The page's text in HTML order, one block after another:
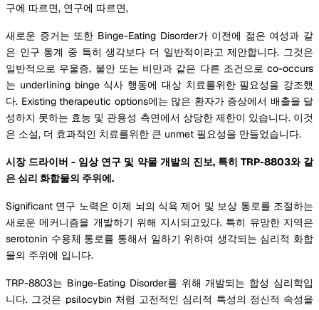
구에 따르면, 연구에 따르면,
새로운 증거는 또한 Binge-Eating Disorder가 이전에 젊은 여성과 같
은 인구 통계 중 특히 생각보다 더 일반적이라고 제안합니다. 그것은
일반적으로 우울증, 불안 또는 비만과 같은 다른 조건으로 co-occurs
는 underlining binge 식사 행동에 대상 치료를위한 필요성을 강조했
다. Existing therapeutic options에는 많은 환자가 증상에서 배출을 달
성하지 못하는 효능 및 관용성 측면에서 상당한 제한이 있습니다. 이것
은 소설, 더 효과적인 치료를위한 큰 unmet 필요성을 만들었습니다.
시장 드라이버 - 임상 연구 및 약물 개발의 진보, 특히 TRP-8803와 같
은 심리 화합물의 주위에.
Significant 연구 노력은 이제 뇌의 식욕 제어 및 보상 통로를 조절하는
새로운 메커니즘을 개발하기 위해 지시되고있다. 특히 유망한 지역은
serotonin 수용체 통로를 통해서 일하기 위하여 생각되는 심리적 화합
물의 주위에 입니다.
TRP-8803는 Binge-Eating Disorder를 위해 개발되는 합성 심리학입
니다. 그것은 psilocybin 처럼 고전적인 심리적 특성의 정신적 속성을